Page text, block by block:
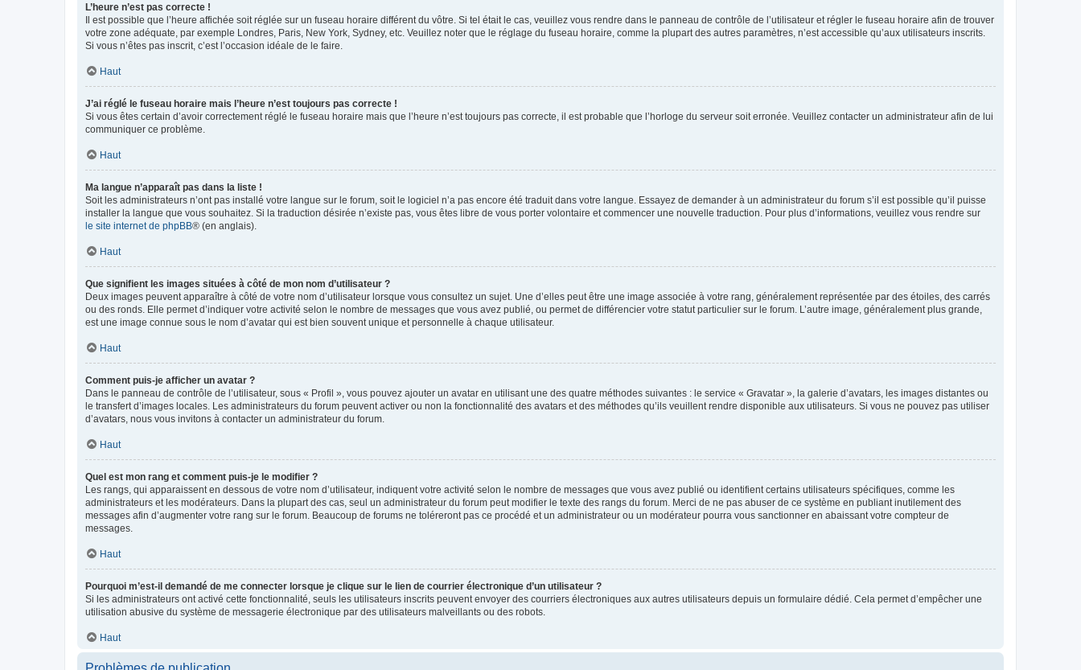
L’heure n’est pas correcte !
Il est possible que l’heure affichée soit réglée sur un fuseau horaire différent du vôtre. Si tel était le cas, veuillez vous rendre dans le panneau de contrôle de l’utilisateur et régler le fuseau horaire afin de trouver
votre zone adéquate, par exemple Londres, Paris, New York, Sydney, etc. Veuillez noter que le réglage du fuseau horaire, comme la plupart des autres paramètres, n’est accessible qu’aux utilisateurs inscrits.
Si vous n’êtes pas inscrit, c’est l’occasion idéale de le faire.
Haut
J’ai réglé le fuseau horaire mais l’heure n’est toujours pas correcte !
Si vous êtes certain d’avoir correctement réglé le fuseau horaire mais que l’heure n’est toujours pas correcte, il est probable que l’horloge du serveur soit erronée. Veuillez contacter un administrateur afin de lui
communiquer ce problème.
Haut
Ma langue n’apparaît pas dans la liste !
Soit les administrateurs n’ont pas installé votre langue sur le forum, soit le logiciel n’a pas encore été traduit dans votre langue. Essayez de demander à un administrateur du forum s’il est possible qu’il puisse
installer la langue que vous souhaitez. Si la traduction désirée n’existe pas, vous êtes libre de vous porter volontaire et commencer une nouvelle traduction. Pour plus d’informations, veuillez vous rendre sur
le site internet de phpBB® (en anglais).
Haut
Que signifient les images situées à côté de mon nom d’utilisateur ?
Deux images peuvent apparaître à côté de votre nom d’utilisateur lorsque vous consultez un sujet. Une d’elles peut être une image associée à votre rang, généralement représentée par des étoiles, des carrés
ou des ronds. Elle permet d’indiquer votre activité selon le nombre de messages que vous avez publié, ou permet de différencier votre statut particulier sur le forum. L’autre image, généralement plus grande,
est une image connue sous le nom d’avatar qui est bien souvent unique et personnelle à chaque utilisateur.
Haut
Comment puis-je afficher un avatar ?
Dans le panneau de contrôle de l’utilisateur, sous « Profil », vous pouvez ajouter un avatar en utilisant une des quatre méthodes suivantes : le service « Gravatar », la galerie d’avatars, les images distantes ou
le transfert d’images locales. Les administrateurs du forum peuvent activer ou non la fonctionnalité des avatars et des méthodes qu’ils veuillent rendre disponible aux utilisateurs. Si vous ne pouvez pas utiliser
d’avatars, nous vous invitons à contacter un administrateur du forum.
Haut
Quel est mon rang et comment puis-je le modifier ?
Les rangs, qui apparaissent en dessous de votre nom d’utilisateur, indiquent votre activité selon le nombre de messages que vous avez publié ou identifient certains utilisateurs spécifiques, comme les
administrateurs et les modérateurs. Dans la plupart des cas, seul un administrateur du forum peut modifier le texte des rangs du forum. Merci de ne pas abuser de ce système en publiant inutilement des
messages afin d’augmenter votre rang sur le forum. Beaucoup de forums ne toléreront pas ce procédé et un administrateur ou un modérateur pourra vous sanctionner en abaissant votre compteur de
messages.
Haut
Pourquoi m’est-il demandé de me connecter lorsque je clique sur le lien de courrier électronique d’un utilisateur ?
Si les administrateurs ont activé cette fonctionnalité, seuls les utilisateurs inscrits peuvent envoyer des courriers électroniques aux autres utilisateurs depuis un formulaire dédié. Cela permet d’empêcher une
utilisation abusive du système de messagerie électronique par des utilisateurs malveillants ou des robots.
Haut